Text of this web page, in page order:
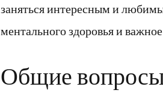
заняться интересным и
ментального здоровья и
Общие